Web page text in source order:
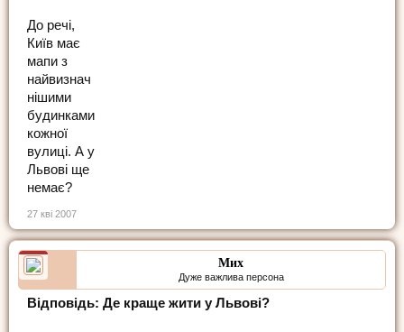
До речі,
Київ має
мапи з
найвизнач
нішими
будинками
кожної
вулиці. А у
Львові ще
немає?
27 кві 2007
Мих
Дуже важлива персона
Відповідь: Де краще жити у Львові?